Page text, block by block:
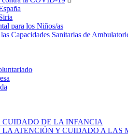
para los Niños/as
Capacidades Sanitarias de
CUIDADO DE LA INFANCIA
ATENCIÓN Y CUIDADO A LAS